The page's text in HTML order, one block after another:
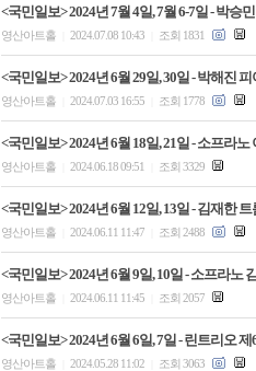
<국민일보> 2024년 7월 4일, 7월 6-7일 - 박
영산아트홀 2024.07.08 10:43 조회 1831
<국민일보> 2024년 6월 29일, 30일 - 박해진
영산아트홀 2024.07.03 16:55 조회 1778
<국민일보> 2024년 6월 18일, 21일 - 소프라
영산아트홀 2024.06.18 09:51 조회 3329
<국민일보> 2024년 6월 12일, 13일 - 김재한
영산아트홀 2024.06.11 11:47 조회 2488
<국민일보> 2024년 6월 9일, 10일 - 소프라노
영산아트홀 2024.06.11 11:45 조회 2057
<국민일보> 2024년 6월 6일, 7일 - 린트리오
영산아트홀 2024.05.28 11:02 조회 3063